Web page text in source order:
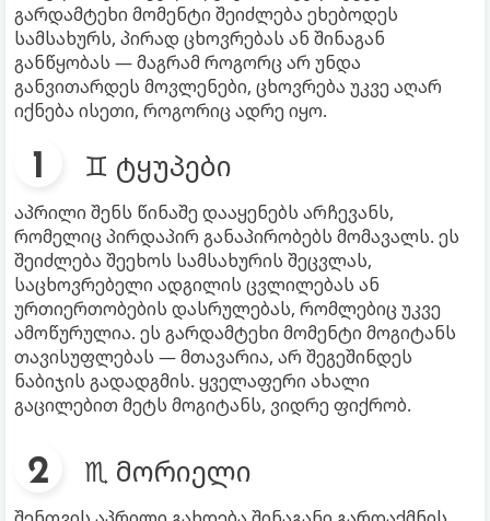
გარდამტეხი მომენტი შეიძლება ეხებოდეს
სამსახურს, პირად ცხოვრებას ან შინაგან
განწყობას — მაგრამ როგორც არ უნდა
განვითარდეს მოვლენები, ცხოვრება უკვე აღარ
იქნება ისეთი, როგორიც ადრე იყო.
♊ ტყუპები
აპრილი შენს წინაშე დააყენებს არჩევანს,
რომელიც პირდაპირ განაპირობებს მომავალს. ეს
შეიძლება შეეხოს სამსახურის შეცვლას,
საცხოვრებელი ადგილის ცვლილებას ან
ურთიერთობების დასრულებას, რომლებიც უკვე
ამოწურულია. ეს გარდამტეხი მომენტი მოგიტანს
თავისუფლებას — მთავარია, არ შეგეშინდეს
ნაბიჯის გადადგმის. ყველაფერი ახალი
გაცილებით მეტს მოგიტანს, ვიდრე ფიქრობ.
♏ მორიელი